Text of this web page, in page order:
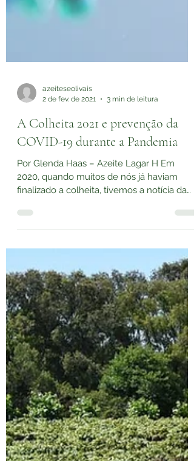
2 de fev. de 2021
3 min de leitura
A Colheita 2021 e prevenção da
COVID-19 durante a Pandemia
Por Glenda Haas – Azeite Lagar H Em
finalizado a colheita, tivemos a notícia da
pandemia do...